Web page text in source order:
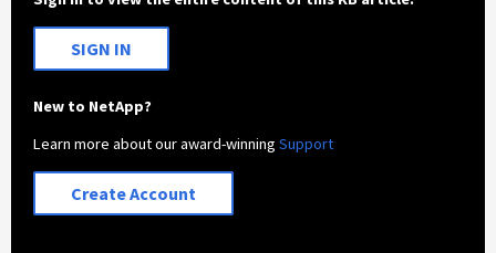
SIGN IN
New to NetApp?
Learn more about our award-winningSupport
Create Account